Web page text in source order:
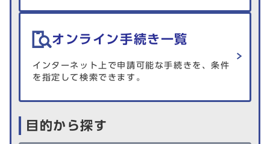
オンライン手続き一覧
インターネット上で申請可能な手続きを、条件
を指定して検索できます。
目的から探す